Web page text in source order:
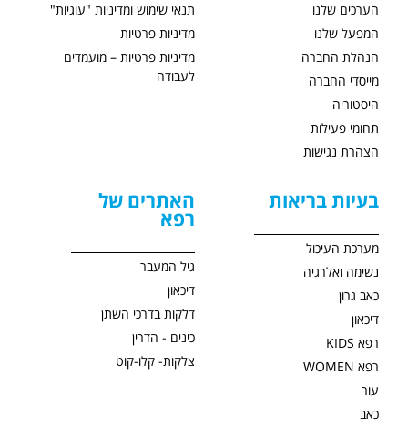
הערכים שלנו
המפעל שלנו
הנהלת החברה
מייסדי החברה
היסטוריה
תחומי פעילות
הצהרת נגישות
תנאי שימוש ומדיניות "עוגיות"
מדיניות פרטיות
מדיניות פרטיות – מועמדים
לעבודה
בעיות בריאות
מערכת העיכול
נשימה ואלרגיה
כאב גרון
דיכאון
רפא KIDS
רפא WOMEN
עור
כאב
האתרים של
רפא
גיל המעבר
דיכאון
דלקות בדרכי השתן
כינים - הדרין
צלקות- קלו-קוט